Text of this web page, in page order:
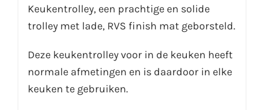
Keukentrolley, een prachtige en solide
trolley met lade, RVS finish mat geborsteld.
Deze keukentrolley voor in de keuken heeft
normale afmetingen en is daardoor in elke
keuken te gebruiken.